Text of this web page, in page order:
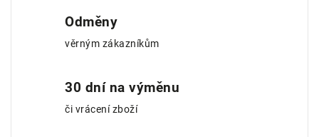
Odměny
věrným zákazníkům
30 dní na výměnu
či vrácení zboží